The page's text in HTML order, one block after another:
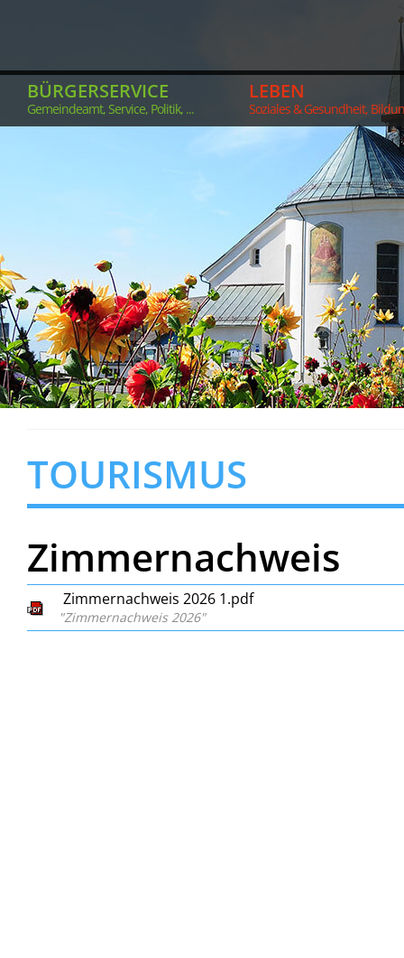
BÜRGERSERVICE
Gemeindeamt, Service, Politik, ...
LEBEN
Soziales & Gesundheit,
TOURISMUS
Zimmernachweis
Zimmernachweis 2026 1.pdf
"Zimmernachweis 2026"